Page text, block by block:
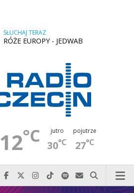
SŁUCHAJ TERAZ
RÓŻE EUROPY - JEDWAB
12°C jutro
30°C
pojutrze
27°C
Najlepiej po prostu do nas zadzwoń
Odwiedź nas na Facebook-u
Odwiedź nas na X
Odwiedź nas na Instagram-ie
Odwiedź nas na TikTok-u
Szukaj nas na Spotify
Wyślij do nas
Szukaj